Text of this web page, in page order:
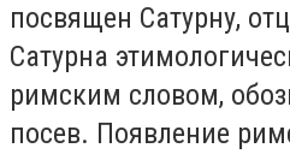
посвящен Сатурну,
Сатурна
римским словом,
посев. Появление